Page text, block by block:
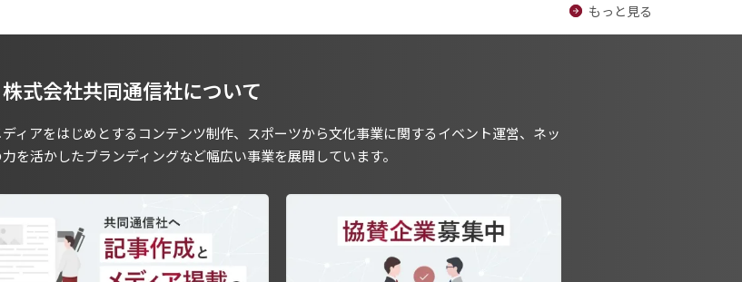
もっと見る
株式会社共同通信社について
ィアをはじめとするコンテンツ制作、スポーツから文化事業に関するイベント運営、ネッ
を活かしたブランディングなど幅広い事業を展開しています。